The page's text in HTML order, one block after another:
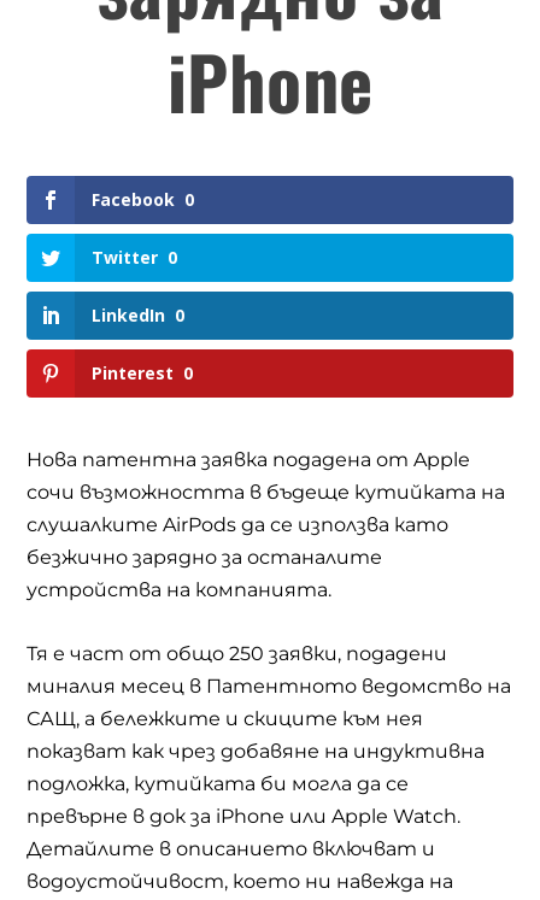
iPhone
Facebook 0
Twitter 0
LinkedIn 0
Pinterest 0
Нова патентна заявка подадена от Apple
сочи възможността в бъдеще кутийката на
слушалките AirPods да се използва като
безжично зарядно за останалите
устройства на компанията.
Тя е част от общо 250 заявки, подадени
миналия месец в Патентното ведомство на
САЩ, а бележките и скиците към нея
показват как чрез добавяне на индуктивна
подложка, кутийката би могла да се
превърне в док за iPhone или Apple Watch.
Детайлите в описанието включват и
водоустойчивост, което ни навежда на